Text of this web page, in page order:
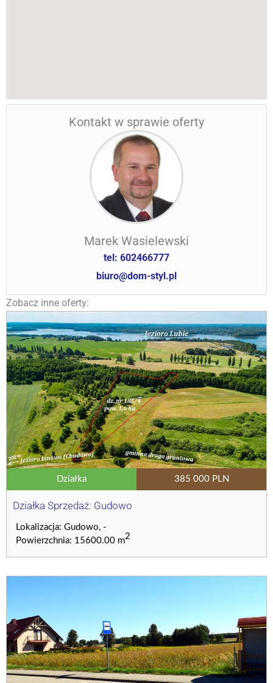
Kontakt w sprawie oferty
Marek Wasielewski
tel: 602466777
biuro@dom-styl.pl
Zobacz inne oferty:
Działka 385 000 PLN
Działka Sprzedaż: Gudowo
Lokalizacja: Gudowo, -
Powierzchnia: 15600.00 m2